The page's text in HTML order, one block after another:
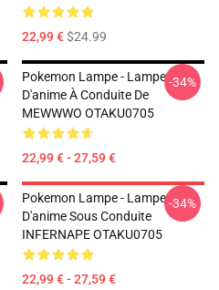
22,99 €$24.99
Pokemon Lampe - Lampe
D'anime À Conduite De
MEWWWO OTAKU0705
22,99 € - 27,59 €
-34%
Pokemon Lampe - Lampe
D'anime Sous Conduite
INFERNAPE OTAKU0705
22,99 € - 27,59 €
-34%